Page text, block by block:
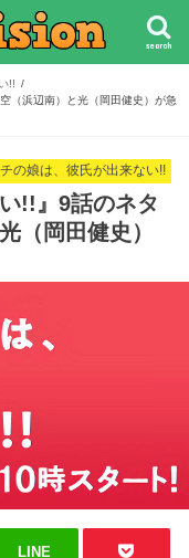
search
!!
（浜辺南）と光（岡田健史）が急
の娘は、彼氏が出来ない!!
!!』9話のネタ
（岡田健史）
LINE